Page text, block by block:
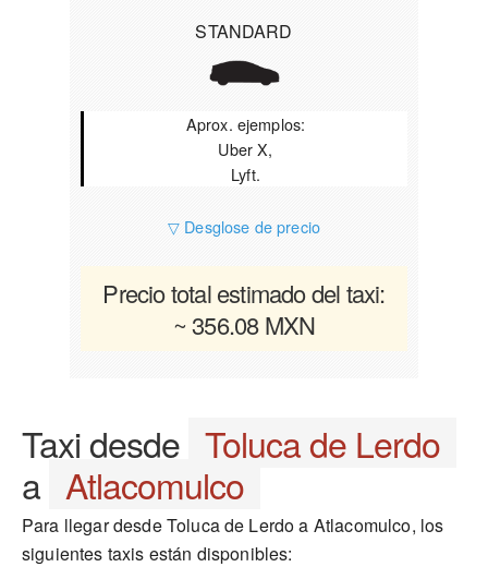
STANDARD
Aprox. ejemplos:
Uber X,
Lyft.
▽ Desglose de precio
Precio total estimado del taxi:
~ 356.08 MXN
Taxi desde Toluca de Lerdo
a Atlacomulco
Para llegar desde Toluca de Lerdo a Atlacomulco, los
siguientes taxis están disponibles: